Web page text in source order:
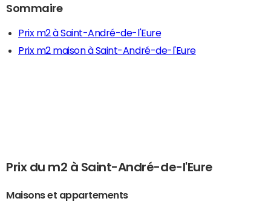
Sommaire
Prix m2 à Saint-André-de-l'Eure
Prix m2 maison à Saint-André-de-l'Eure
Prix du m2 à Saint-André-de-l'Eure
Maisons et appartements